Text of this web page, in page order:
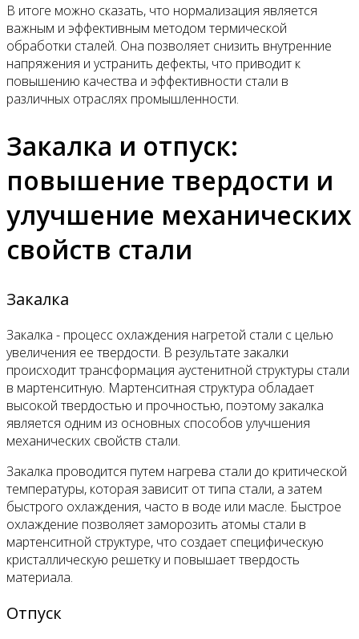
В итоге можно сказать, что нормализация является
важным и эффективным методом термической
обработки сталей. Она позволяет снизить внутренние
напряжения и устранить дефекты, что приводит к
повышению качества и эффективности стали в
различных отраслях промышленности.
Закалка и отпуск:
повышение твердости и
улучшение механических
свойств стали
Закалка
Закалка - процесс охлаждения нагретой стали с целью
увеличения ее твердости. В результате закалки
происходит трансформация аустенитной структуры стали
в мартенситную. Мартенситная структура обладает
высокой твердостью и прочностью, поэтому закалка
является одним из основных способов улучшения
механических свойств стали.
Закалка проводится путем нагрева стали до критической
температуры, которая зависит от типа стали, а затем
быстрого охлаждения, часто в воде или масле. Быстрое
охлаждение позволяет заморозить атомы стали в
мартенситной структуре, что создает специфическую
кристаллическую решетку и повышает твердость
материала.
Отпуск